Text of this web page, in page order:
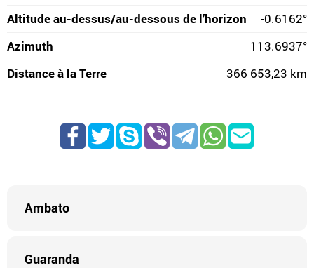
Altitude au-dessus/au-dessous de l’horizon
-0.6162°
Azimuth
113.6937°
Distance à la Terre
366 653,23 km
Ambato
Guaranda